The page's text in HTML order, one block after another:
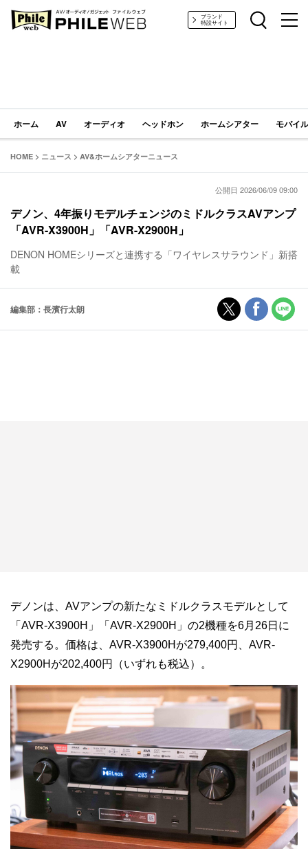
PHILE WEB｜AV/オーディオ/ガジェットブランド
特設サイト
ホーム AV オーディオ ヘッドホン ホームシアター モバイ
HOME > ニュース > AV&ホームシアターニュース
公開日 2026/06/09 09:00
デノン、4年振りモデルチェンジのミドルクラスAVアンプ
「AVR-X3900H」「AVR-X2900H」
DENON HOMEシリーズと連携する「ワイヤレスサラウンド」新搭
載
編集部：長濱行太朗
デノンは、AVアンプの新たなミドルクラスモデルとして
「AVR-X3900H」「AVR-X2900H」の2機種を6月26日に
発売する。価格は、AVR-X3900Hが279,400円、AVR-
X2900Hが202,400円（いずれも税込）。